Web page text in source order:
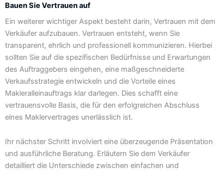
Bauen Sie Vertrauen auf
Ein weiterer wichtiger Aspekt besteht darin, Vertrauen mit dem
Verkäufer aufzubauen. Vertrauen entsteht, wenn Sie
transparent, ehrlich und professionell kommunizieren. Hierbei
sollten Sie auf die spezifischen Bedürfnisse und Erwartungen
des Auftraggebers eingehen, eine maßgeschneiderte
Verkaufsstrategie entwickeln und die Vorteile eines
Makleralleinauftrags klar darlegen. Dies schafft eine
vertrauensvolle Basis, die für den erfolgreichen Abschluss
eines Maklervertrages unerlässlich ist.
Ihr nächster Schritt involviert eine überzeugende Präsentation
und ausführliche Beratung. Erläutern Sie dem Verkäufer
detailliert die Unterschiede zwischen einfachen und